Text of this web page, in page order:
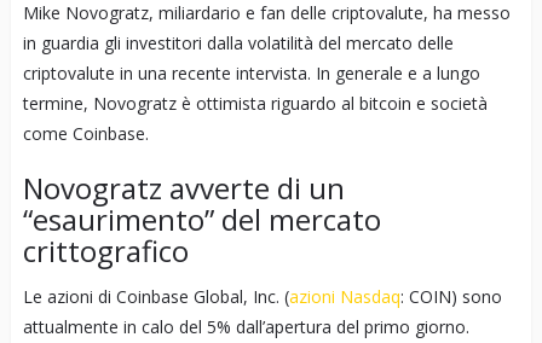
Mike Novogratz, miliardario e fan delle criptovalute, ha messo
in guardia gli investitori dalla volatilità del mercato delle
criptovalute in una recente intervista. In generale e a lungo
termine, Novogratz è ottimista riguardo al bitcoin e società
come Coinbase.
Novogratz avverte di un
“esaurimento” del mercato
crittografico
Le azioni di Coinbase Global, Inc. (azioni Nasdaq: COIN) sono
attualmente in calo del 5% dall’apertura del primo giorno.